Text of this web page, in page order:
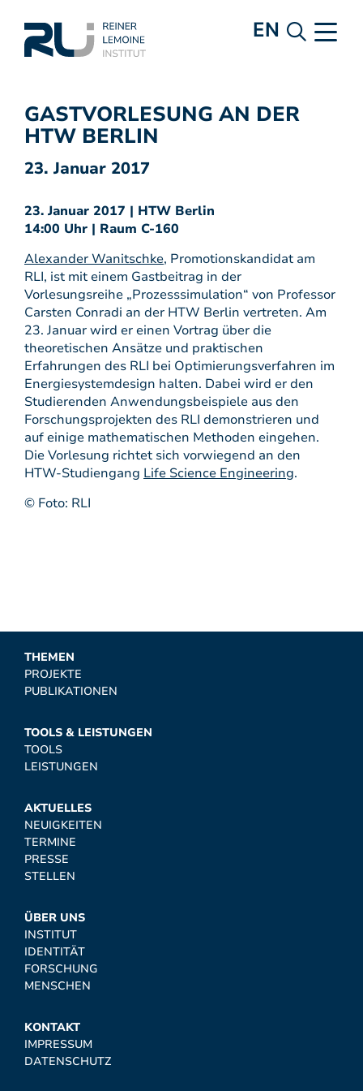
EN
GASTVORLESUNG AN DER
HTW BERLIN
23. Januar 2017
23. Januar 2017 | HTW Berlin
14:00 Uhr | Raum C-160
Alexander Wanitschke, Promotionskandidat am
RLI, ist mit einem Gastbeitrag in der
Vorlesungsreihe „Prozesssimulation“ von Professor
Carsten Conradi an der HTW Berlin vertreten. Am
23. Januar wird er einen Vortrag über die
theoretischen Ansätze und praktischen
Erfahrungen des RLI bei Optimierungsverfahren im
Energiesystemdesign halten. Dabei wird er den
Studierenden Anwendungsbeispiele aus den
Forschungsprojekten des RLI demonstrieren und
auf einige mathematischen Methoden eingehen.
Die Vorlesung richtet sich vorwiegend an den
HTW-Studiengang Life Science Engineering.
© Foto: RLI
THEMEN
PROJEKTE
PUBLIKATIONEN
TOOLS & LEISTUNGEN
TOOLS
LEISTUNGEN
AKTUELLES
NEUIGKEITEN
TERMINE
PRESSE
STELLEN
ÜBER UNS
INSTITUT
IDENTITÄT
FORSCHUNG
MENSCHEN
KONTAKT
IMPRESSUM
DATENSCHUTZ